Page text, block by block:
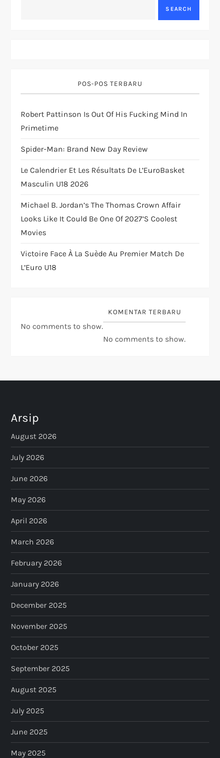
t
i
o
n
SEARCH
POS-POS TERBARU
Robert Pattinson Is Out Of His Fucking Mind In
Primetime
Spider-Man: Brand New Day Review
Le Calendrier Et Les Résultats De L’EuroBasket
Masculin U18 2026
Michael B. Jordan’s The Thomas Crown Affair
Looks Like It Could Be One Of 2027’s Coolest
Movies
Victoire Face À La Suède Au Premier Match De
L’Euro U18
No comments to show.
KOMENTAR TERBARU
No comments to show.
Arsip
August 2026
July 2026
June 2026
May 2026
April 2026
March 2026
February 2026
January 2026
December 2025
November 2025
October 2025
September 2025
August 2025
July 2025
June 2025
May 2025